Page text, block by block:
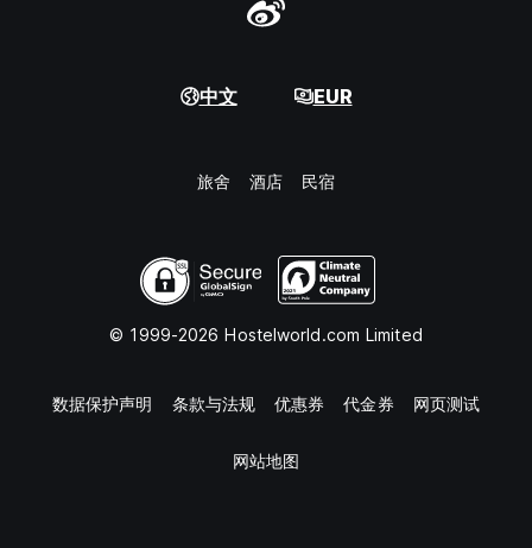
中文 EUR
旅舍 酒店 民宿
© 1999-2026 Hostelworld.com Limited
数据保护声明 条款与法规 优惠券 代金券 网页测试
网站地图